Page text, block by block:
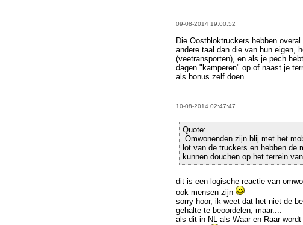
09-08-2014 19:00:52
Die Oostbloktruckers hebben
andere taal dan die van hun eigen,
(veetransporten), en als je pech
dagen "kamperen" op of naast je
als bonus zelf doen.
10-08-2014 02:47:47
Quote:
.Omwonenden zijn blij met het
lot van de truckers en hebben de
kunnen douchen op het terrein
dit is een logische reactie van
ook mensen zijn
sorry hoor, ik weet dat het niet de
gehalte te beoordelen, maar....
als dit in NL als Waar en Raar